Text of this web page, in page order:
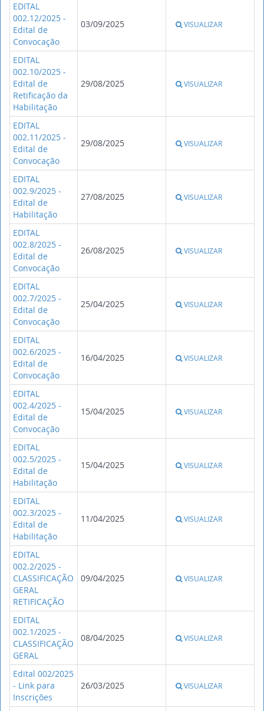
EDITAL
002.12/2025 -
Edital de
Convocação
03/09/2025 VISUALIZAR
EDITAL
002.10/2025 -
Edital de
Retificação da
Habilitação
29/08/2025 VISUALIZAR
EDITAL
002.11/2025 -
Edital de
Convocação
29/08/2025 VISUALIZAR
EDITAL
002.9/2025 -
Edital de
Habilitação
27/08/2025 VISUALIZAR
EDITAL
002.8/2025 -
Edital de
Convocação
26/08/2025 VISUALIZAR
EDITAL
002.7/2025 -
Edital de
Convocação
25/04/2025 VISUALIZAR
EDITAL
002.6/2025 -
Edital de
Convocação
16/04/2025 VISUALIZAR
EDITAL
002.4/2025 -
Edital de
Convocação
15/04/2025 VISUALIZAR
EDITAL
002.5/2025 -
Edital de
Habilitação
15/04/2025 VISUALIZAR
EDITAL
002.3/2025 -
Edital de
Habilitação
11/04/2025 VISUALIZAR
EDITAL
002.2/2025 -
CLASSIFICAÇÃO
GERAL
RETIFICAÇÃO
09/04/2025 VISUALIZAR
EDITAL
002.1/2025 -
CLASSIFICAÇÃO
GERAL
08/04/2025 VISUALIZAR
Edital 002/2025
- Link para
Inscrições
26/03/2025 VISUALIZAR